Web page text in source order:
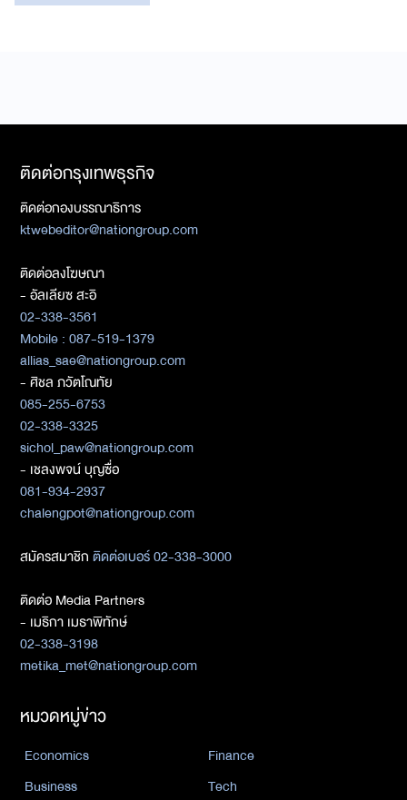
ติดต่อกรุงเทพธุรกิจ
ติดต่อกองบรรณาธิการ
ktwebeditor@nationgroup.com
ติดต่อลงโฆษณา
- อัลเลียซ สะอิ
02-338-3561
Mobile : 087-519-1379
allias_sae@nationgroup.com
- ศิชล ภวัตโณทัย
085-255-6753
02-338-3325
sichol_paw@nationgroup.com
- เชลงพจน์ บุญซื่อ
081-934-2937
chalengpot@nationgroup.com
สมัครสมาชิกติดต่อเบอร์ 02-338-3000
ติดต่อ Media Partners
- เมธิกา เมธาพิทักษ์
02-338-3198
metika_met@nationgroup.com
หมวดหมู่ข่าว
Economics
Finance
Business
Tech